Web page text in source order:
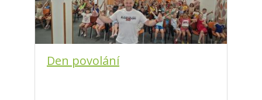
Den povolání